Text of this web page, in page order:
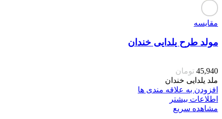
مقایسه
مولد طرح یلدایی خندان
45,940 تومان
ملد یلدایی خندان
افزودن به علاقه مندی ها
اطلاعات بیشتر
مشاهده سریع